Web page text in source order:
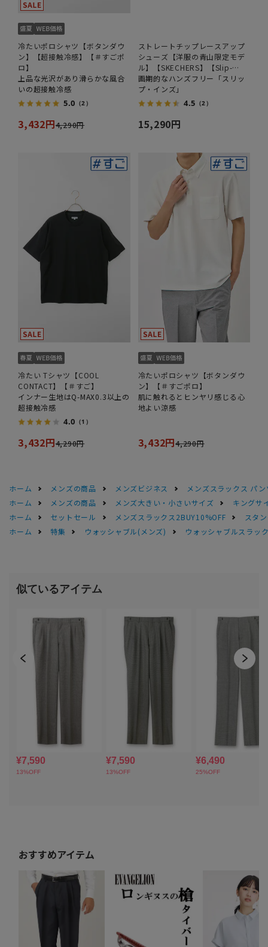
冷たいポロシャツ【ボタンダウ
ン】【超接触冷感】【＃すごポ
ロ】
上品な光沢があり滑らかな風合
いの超接触冷感
5.0 （2）
3,432円4,290円
ストレートチップレースアップ
シューズ【洋服の青山限定モデ
ル】【SKECHERS】【Slip-
ins】
画期的なハンズフリー「スリッ
プ・インズ」
4.5 （2）
15,290円
冷たい Tシャツ【COOL
CONTACT】【＃すご】
インナー生地はQ-MAX0.3以上の
超接触冷感
4.0 （1）
3,432円4,290円
冷たいポロシャツ【ボタンダウ
ン】【＃すごポロ】
肌に触れるとヒンヤリ感じる心
地よい涼感
3,432円4,290円
ホーム メンズの商品 メンズビジネス
メンズスラックス パン
ホーム
メンズの商品 メンズ大きい・小さいサイズ
キングサ
ホーム
セットセール メンズスラックス2BUY10%OFF
スタ
ホーム
特集 ウォッシャブル(メンズ) ウォッシャブルスラッ